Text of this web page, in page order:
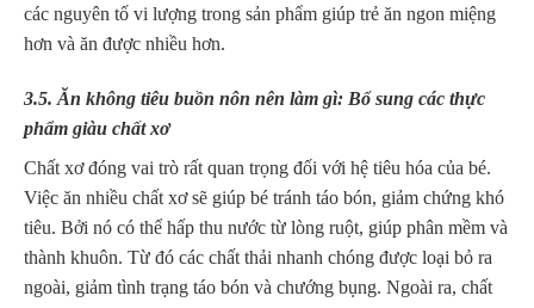
các nguyên tố vi lượng trong sản phẩm giúp trẻ ăn ngon miệng
hơn và ăn được nhiều hơn.
3.5. Ăn không tiêu buồn nôn nên làm gì: Bổ sung các thực
phẩm giàu chất xơ
Chất xơ đóng vai trò rất quan trọng đối với hệ tiêu hóa của bé.
Việc ăn nhiều chất xơ sẽ giúp bé tránh táo bón, giảm chứng khó
tiêu. Bởi nó có thể hấp thu nước từ lòng ruột, giúp phân mềm và
thành khuôn. Từ đó các chất thải nhanh chóng được loại bỏ ra
ngoài, giảm tình trạng táo bón và chướng bụng. Ngoài ra, chất